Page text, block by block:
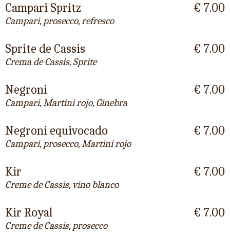
Campari Spritz
Campari, prosecco, refresco
€ 7.00
Sprite de Cassis
Crema de Cassis, Sprite
€ 7.00
Negroni
Campari, Martini rojo, Ginebra
€ 7.00
Negroni equivocado
Campari, prosecco, Martini rojo
€ 7.00
Kir
Creme de Cassis, vino blanco
€ 7.00
Kir Royal
Creme de Cassis, prosecco
€ 7.00